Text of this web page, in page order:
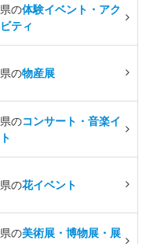
の体験イベント・アク
ティ
の物産展
のコンサート・音楽イ
の花イベント
の美術展・博物展・展